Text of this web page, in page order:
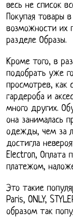
весь не список
Покупая товары
возможности их
разделе Образы.
Кроме того, в
подобрать уже
просмотрев, как
гардероба и
много других.
она занималась
одежды, чем за
достигла
Electron, Оплата
платежом,
Это такие
Paris, ONLY,
образом так